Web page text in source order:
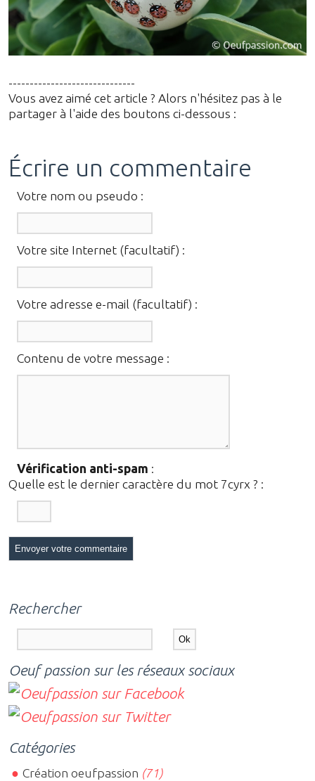
------------------------------
Vous avez aimé cet article ? Alors n'hésitez pas à le
partager à l'aide des boutons ci-dessous :
Écrire un commentaire
Votre nom ou pseudo :
Votre site Internet (facultatif) :
Votre adresse e-mail (facultatif) :
Contenu de votre message :
Vérification anti-spam :
Quelle est le dernier caractère du mot 7cyrx ? :
Rechercher
Oeuf passion sur les réseaux sociaux
Catégories
Création oeufpassion (71)